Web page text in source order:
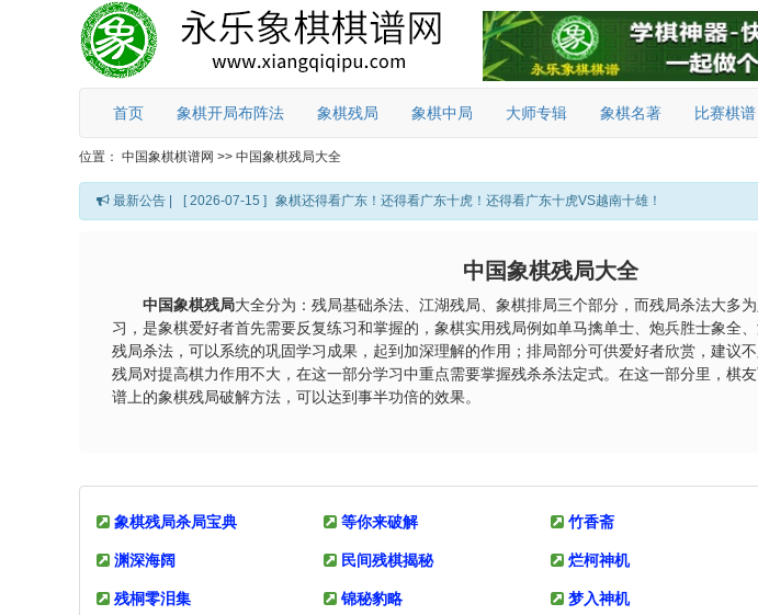
首页 象棋开局布阵法 象棋残局 象棋中局 大师专辑 象棋名著 比赛棋谱
位置： 中国象棋棋谱网 >> 中国象棋残局大全
最新公告 | [ 2026-07-15 ] 象棋还得看广东！还得看广东十虎！还得看广东十虎VS越南十雄！
中国象棋残局大全
中国象棋残局大全分为：残局基础杀法、江湖残局、象棋排局三个部分，而残局杀法大多
习，是象棋爱好者首先需要反复练习和掌握的，象棋实用残局例如单马擒单士、炮兵胜士象全
残局杀法，可以系统的巩固学习成果，起到加深理解的作用；排局部分可供爱好者欣赏，建议
残局对提高棋力作用不大，在这一部分学习中重点需要掌握残杀杀法定式。在这一部分里，棋
谱上的象棋残局破解方法，可以达到事半功倍的效果。
象棋残局杀局宝典 等你来破解 竹香斋
渊深海阔 民间残棋揭秘 烂柯神机
残桐零泪集 锦秘豹略 梦入神机